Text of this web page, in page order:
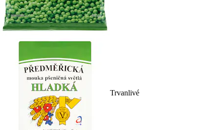
Trvanlivé